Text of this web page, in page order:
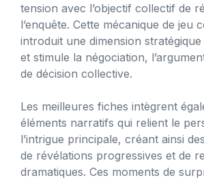
tension avec l’objectif collectif de
l’enquête. Cette mécanique de jeu
introduit une dimension
et stimule la négociation,
de décision collective.
Les meilleures fiches intègrent
éléments narratifs qui relient le
l’intrigue principale, créant ainsi
de révélations progressives et de
dramatiques. Ces moments de